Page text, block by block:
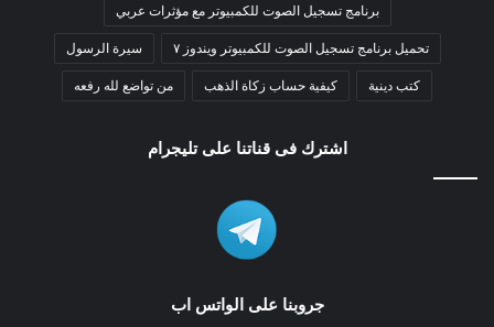
برنامج تسجيل الصوت للكمبيوتر مع مؤثرات عربي
تحميل برنامج تسجيل الصوت للكمبيوتر ويندوز ٧ سيرة الرسول
كتب دينية كيفية حساب زكاة الذهب من تواضع لله رفعه
اشترك فى قناتنا على تليجرام
جروبنا على الواتس اب